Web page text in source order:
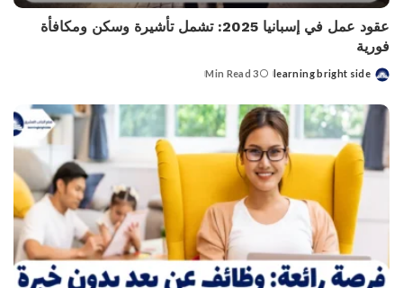
عقود عمل في إسبانيا 2025: تشمل تأشيرة وسكن ومكافأة
فورية
Posted
learning bright side
3 Min Read